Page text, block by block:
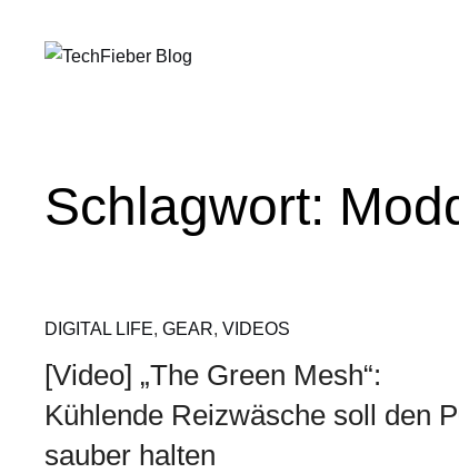
Schlagwort:
DIGITAL LIFE,GEAR,VIDEOS
[Video] „The Green Mesh“:
Kühlende Reizwäsche soll den
sauber halten